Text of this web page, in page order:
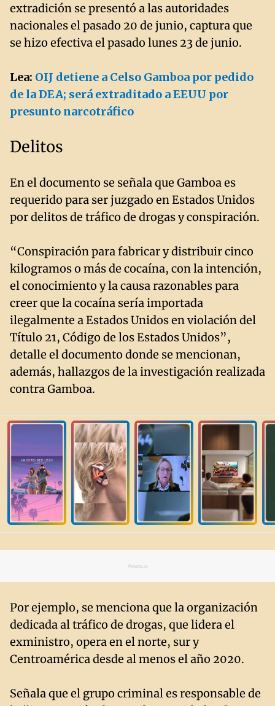
extradición se presentó a las autoridades
nacionales el pasado 20 de junio, captura que
se hizo efectiva el pasado lunes 23 de junio.
Lea: OIJ detiene a Celso Gamboa por pedido
de la DEA; será extraditado a EEUU por
presunto narcotráfico
Delitos
En el documento se señala que Gamboa es
requerido para ser juzgado en Estados Unidos
por delitos de tráfico de drogas y conspiración.
“Conspiración para fabricar y distribuir cinco
kilogramos o más de cocaína, con la intención,
el conocimiento y la causa razonables para
creer que la cocaína sería importada
ilegalmente a Estados Unidos en violación del
Título 21, Código de los Estados Unidos”,
detalle el documento donde se mencionan,
además, hallazgos de la investigación realizada
contra Gamboa.
Anuncio
Por ejemplo, se menciona que la organización
dedicada al tráfico de drogas, que lidera el
exministro, opera en el norte, sur y
Centroamérica desde al menos el año 2020.
Señala que el grupo criminal es responsable de